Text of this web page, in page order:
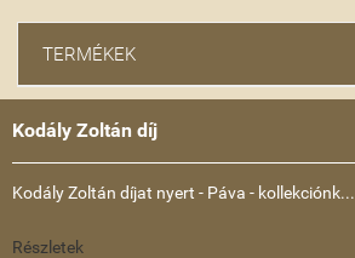
TERMÉKEK
Kodály Zoltán díj
Kodály Zoltán díjat nyert - Páva - kollekciónk...
Részletek